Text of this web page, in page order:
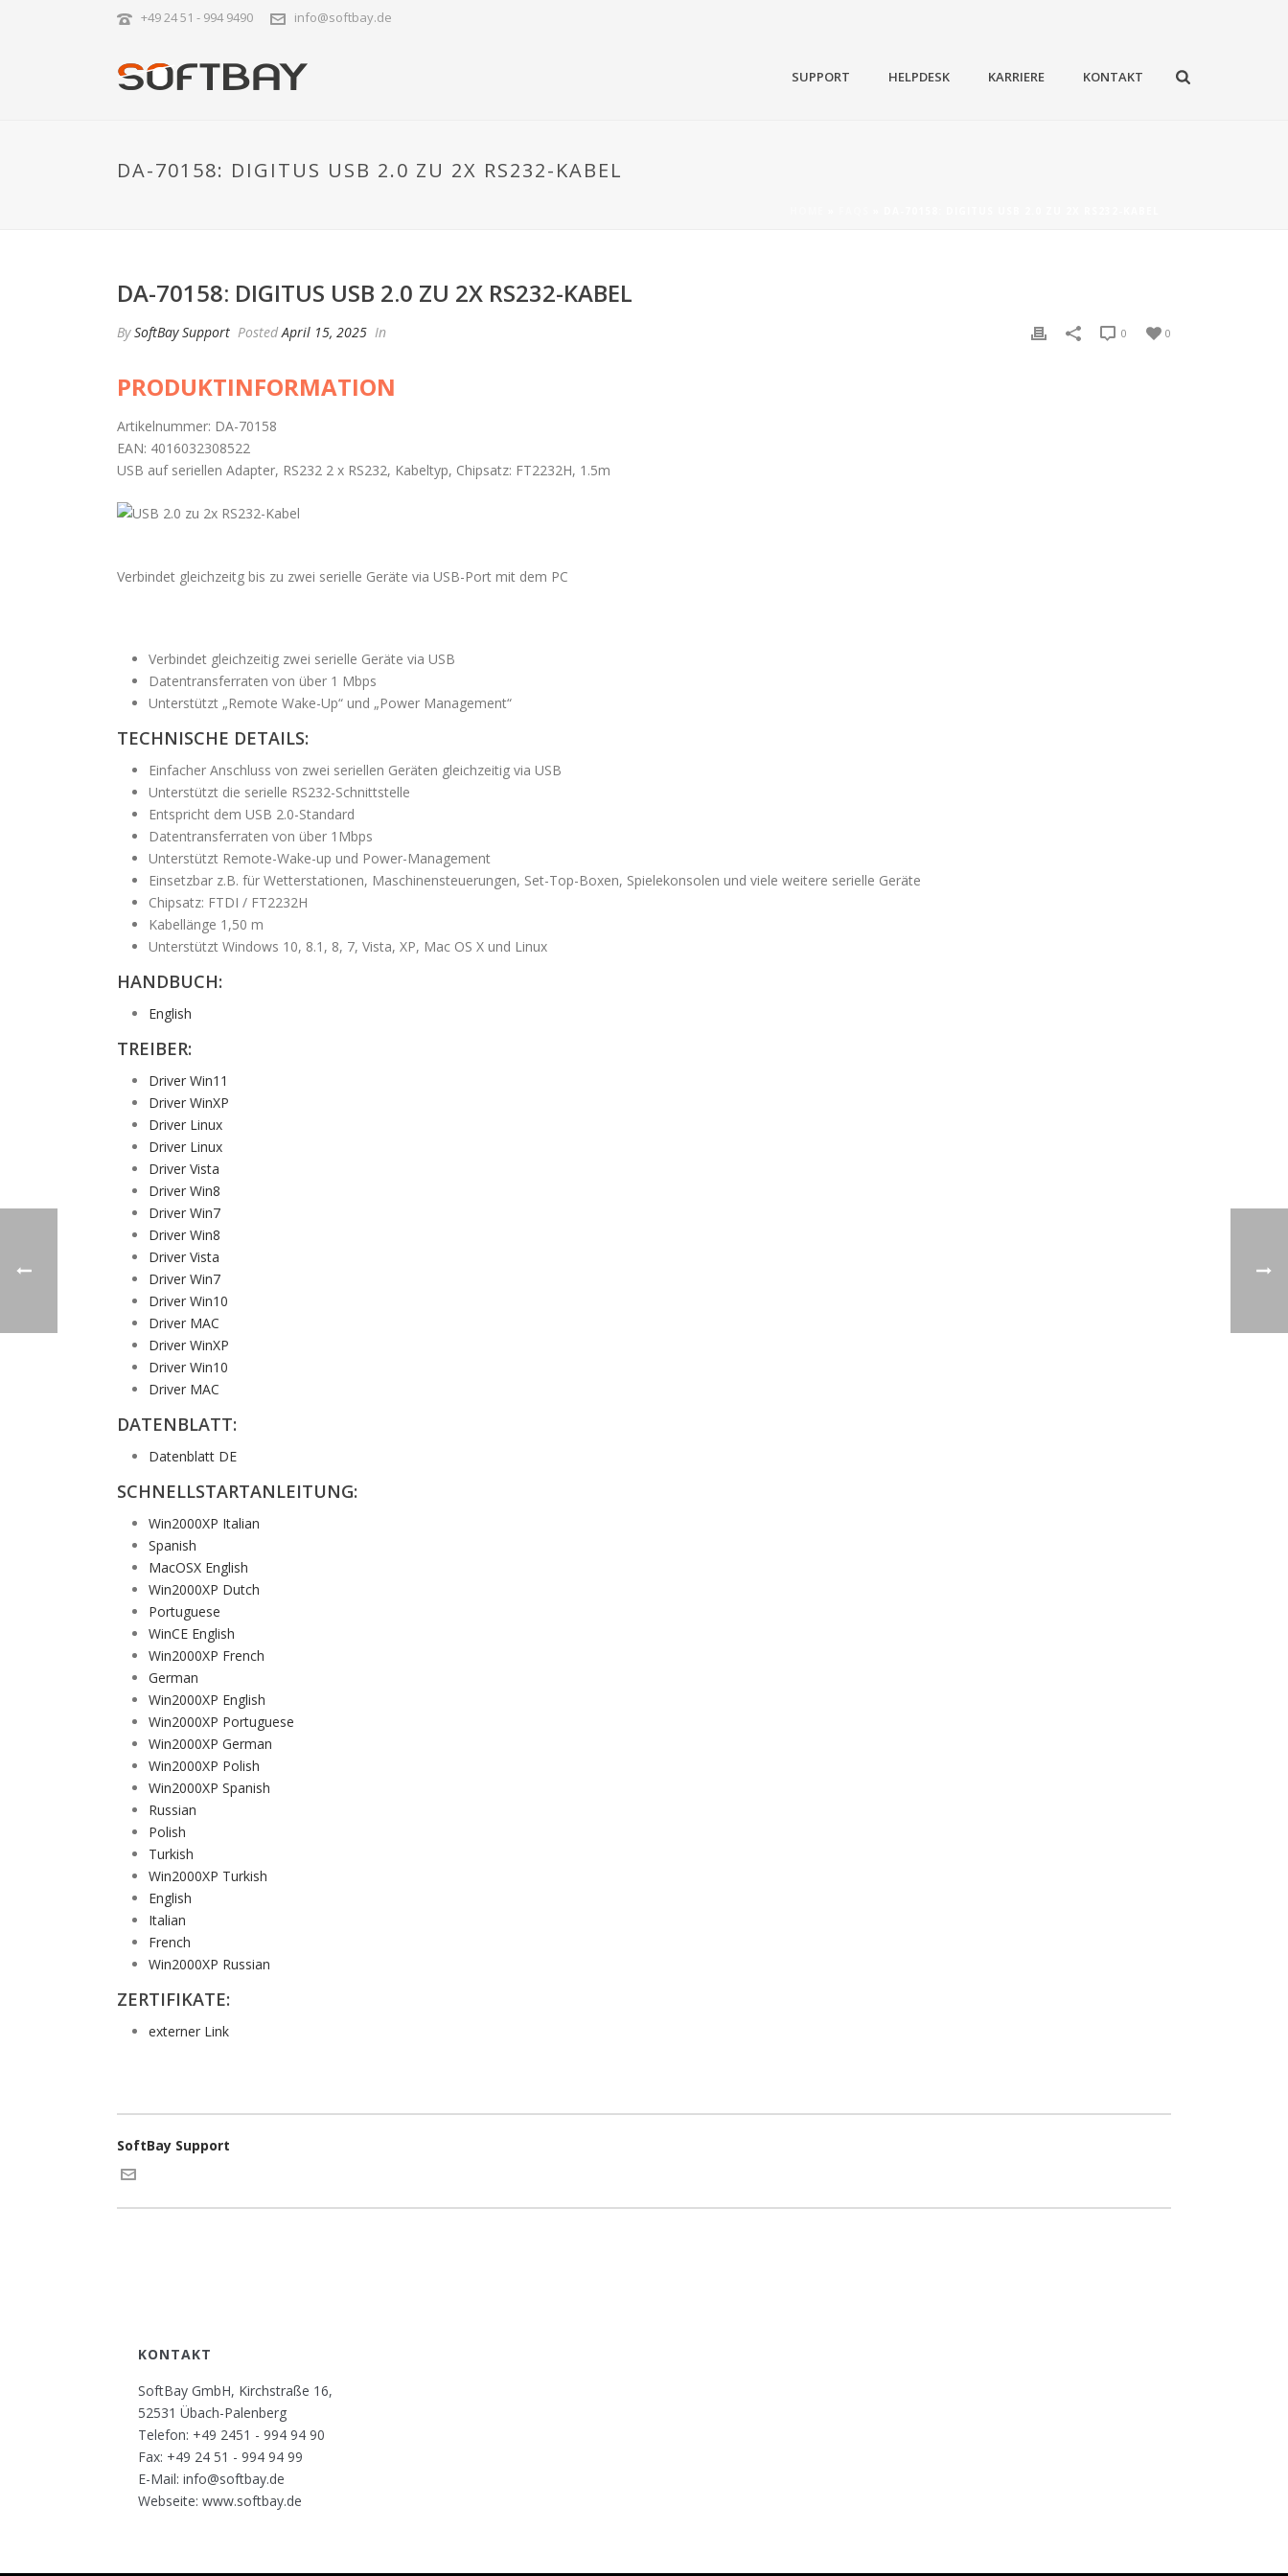
+49 24 51 - 994 9490 info@softbay.de
SUPPORT HELPDESK KARRIERE KONTAKT
DA-70158: DIGITUS USB 2.0 ZU 2X RS232-KABEL
DA-70158: DIGITUS USB 2.0 ZU 2X RS232-KABEL
BySoftBay Support PostedApril 15, 2025 In 0
0
PRODUKTINFORMATION
Artikelnummer: DA-70158
EAN: 4016032308522
USB auf seriellen Adapter, RS232 2 x RS232, Kabeltyp, Chipsatz: FT2232H, 1.5m
Verbindet gleichzeitg bis zu zwei serielle Geräte via USB-Port mit dem PC
Verbindet gleichzeitig zwei serielle Geräte via USB
Datentransferraten von über 1 Mbps
Unterstützt „Remote Wake-Up“ und „Power Management“
TECHNISCHE DETAILS:
Einfacher Anschluss von zwei seriellen Geräten gleichzeitig via USB
Unterstützt die serielle RS232-Schnittstelle
Entspricht dem USB 2.0-Standard
Datentransferraten von über 1Mbps
Unterstützt Remote-Wake-up und Power-Management
Einsetzbar z.B. für Wetterstationen, Maschinensteuerungen, Set-Top-Boxen, Spielekonsolen und viele weitere serielle Geräte
Chipsatz: FTDI / FT2232H
Kabellänge 1,50 m
Unterstützt Windows 10, 8.1, 8, 7, Vista, XP, Mac OS X und Linux
HANDBUCH:
English
TREIBER:
Driver Win11
Driver WinXP
Driver Linux
Driver Linux
Driver Vista
Driver Win8
Driver Win7
Driver Win8
Driver Vista
Driver Win7
Driver Win10
Driver MAC
Driver WinXP
Driver Win10
Driver MAC
DATENBLATT:
Datenblatt DE
SCHNELLSTARTANLEITUNG:
Win2000XP Italian
Spanish
MacOSX English
Win2000XP Dutch
Portuguese
WinCE English
Win2000XP French
German
Win2000XP English
Win2000XP Portuguese
Win2000XP German
Win2000XP Polish
Win2000XP Spanish
Russian
Polish
Turkish
Win2000XP Turkish
English
Italian
French
Win2000XP Russian
ZERTIFIKATE:
externer Link
SoftBay Support
KONTAKT
SoftBay GmbH, Kirchstraße 16,
52531 Übach-Palenberg
Telefon: +49 2451 - 994 94 90
Fax: +49 24 51 - 994 94 99
E-Mail: info@softbay.de
Webseite: www.softbay.de